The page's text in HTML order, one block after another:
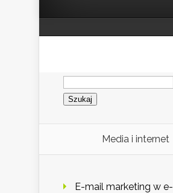
Szukaj:
Media i internet
E-mail marketing w e-